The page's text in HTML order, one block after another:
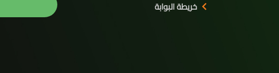
خريطة البوابة